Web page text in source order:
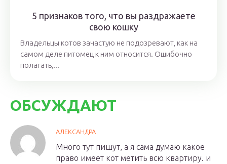
5 признаков того, что вы раздражаете
свою кошку
Владельцы котов зачастую не подозревают, как на
самом деле питомец к ним относится. Ошибочно
полагать,...
ОБСУЖДАЮТ
АЛЕКСАНДРА
Много тут пишут, а я сама думаю какое
право имеет кот метить всю квартиру. и